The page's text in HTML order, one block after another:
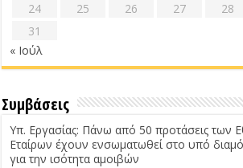
24
25 26 27 28
31
« Ιούλ
Συμβάσεις
Υπ. Εργασίας: Πάνω από 50 προτάσεις των
Εταίρων έχουν ενσωματωθεί στο υπό
για την ισότητα αμοιβών